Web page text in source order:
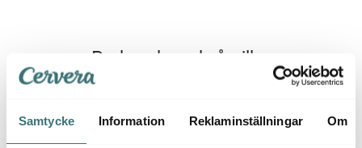
Samtycke Information Reklaminställningar Om
Du kanske också gillar